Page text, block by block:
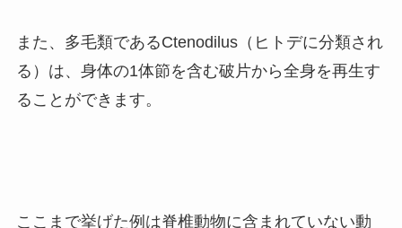
また、多毛類であるCtenodilus（ヒトデに分類され
る）は、身体の1体節を含む破片から全身を再生す
ることができます。
ここまで挙げた例は脊椎動物に含まれていない動